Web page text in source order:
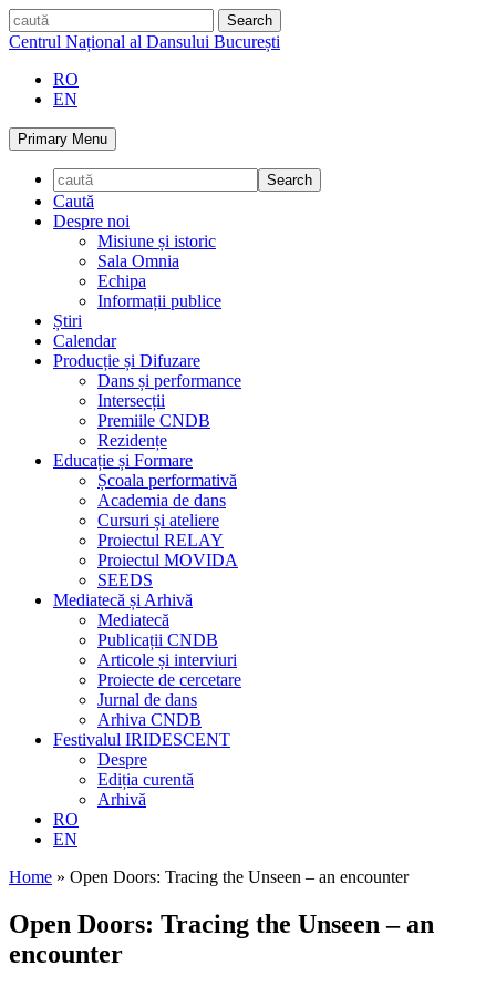
Skip
to
caută
Centrul Național al Dansului București
RO
EN
Primary Menu
Caută
Despre noi
Misiune și istoric
Sala Omnia
Echipa
Informații publice
Știri
Calendar
Producție și Difuzare
Dans și performance
Intersecții
Premiile CNDB
Rezidențe
Educație și Formare
Școala performativă
Academia de dans
Cursuri și ateliere
Proiectul RELAY
Proiectul MOVIDA
SEEDS
Mediatecă și Arhivă
Mediatecă
Publicații CNDB
Articole și interviuri
Proiecte de cercetare
Jurnal de dans
Arhiva CNDB
Festivalul IRIDESCENT
Despre
Ediția curentă
Arhivă
RO
EN
Home » Open Doors: Tracing the Unseen – an encounter
Open Doors: Tracing the Unseen – an
encounter